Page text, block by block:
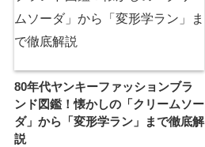
80年代ヤンキーファッションブラ
ンド図鑑！懐かしの「クリームソー
ダ」から「変形学ラン」まで徹底解
説